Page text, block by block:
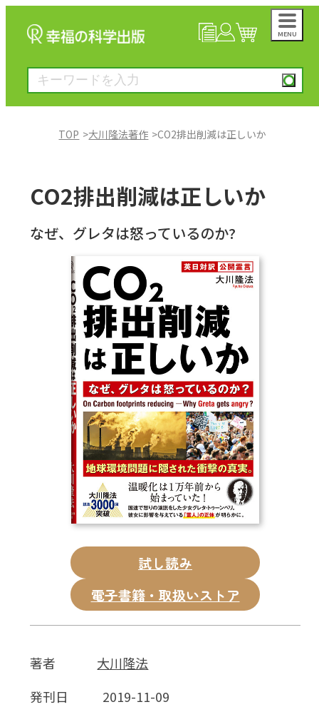
MENU
絵本
雑誌
CD
DVD・ブルーレイ
雑貨
外国語
TOP 大川隆法著作 CO2排出削減は正しいか
CO2排出削減は正しいか
なぜ、グレタは怒っているのか?
試し読み
電子書籍・取扱いストア
著者
大川隆法
発刊日
2019-11-09